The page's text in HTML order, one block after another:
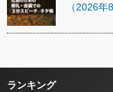
（2026年
ランキング